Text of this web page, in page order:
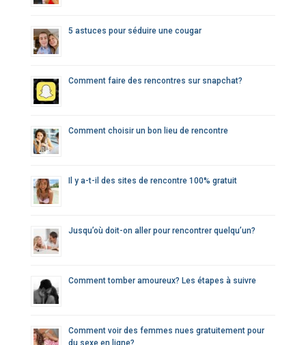
5 astuces pour séduire une cougar
Comment faire des rencontres sur snapchat?
Comment choisir un bon lieu de rencontre
Il y a-t-il des sites de rencontre 100% gratuit
Jusqu’où doit-on aller pour rencontrer quelqu’un?
Comment tomber amoureux? Les étapes à suivre
Comment voir des femmes nues gratuitement pour
du sexe en ligne?